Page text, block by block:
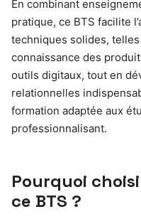
En combinant
pratique, ce BTS facilite
techniques solides,
connaissance des
outils digitaux, tout en
relationnelles
formation adaptée aux
professionnalisant.
Pourquoi
ce BTS ?